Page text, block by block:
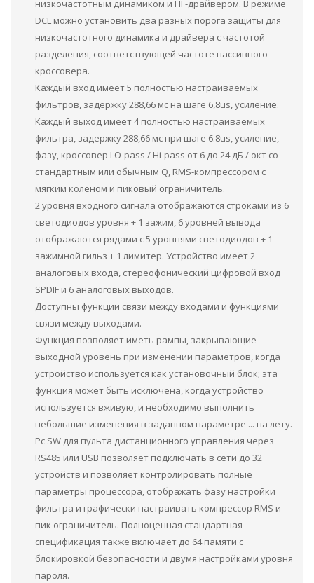
низкочастотным динамиком и HF-драйвером. В режиме
DCL можно установить два разных порога защиты для
низкочастотного динамика и драйвера с частотой
разделения, соответствующей частоте пассивного
кроссовера.
Каждый вход имеет 5 полностью настраиваемых
фильтров, задержку 288,66 мс на шаге 6,8us, усиление.
Каждый выход имеет 4 полностью настраиваемых
фильтра, задержку 288,66 мс при шаге 6.8us, усиление,
фазу, кроссовер LO-pass / Hi-pass от 6 до 24 дБ / окт со
стандартным или обычным Q, RMS-компрессором с
мягким коленом и пиковый ограничитель.
2 уровня входного сигнала отображаются строками из 6
светодиодов уровня + 1 зажим, 6 уровней вывода
отображаются рядами с 5 уровнями светодиодов + 1
зажимной гильз + 1 лимитер. Устройство имеет 2
аналоговых входа, стереофонический цифровой вход
SPDIF и 6 аналоговых выходов.
Доступны функции связи между входами и функциями
связи между выходами.
Функция позволяет иметь рампы, закрывающие
выходной уровень при изменении параметров, когда
устройство используется как установочный блок; эта
функция может быть исключена, когда устройство
используется вживую, и необходимо выполнить
небольшие изменения в заданном параметре ... на лету.
Pc SW для пульта дистанционного управления через
RS485 или USB позволяет подключать в сети до 32
устройств и позволяет контролировать полные
параметры процессора, отображать фазу настройки
фильтра и графически настраивать компрессор RMS и
пик ограничитель. Полноценная стандартная
спецификация также включает до 64 памяти с
блокировкой безопасности и двумя настройками уровня
пароля.